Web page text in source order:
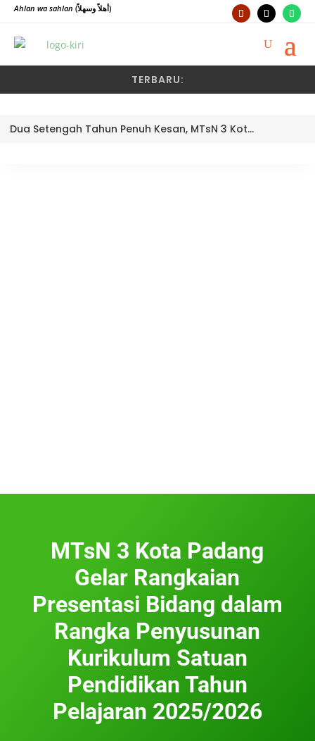
Ahlan wa sahlan (أهلاً وسهلاً)
TERBARU:
Dua Setengah Tahun Penuh Kesan, MTsN 3 Kota Padang Lepas Pengawas Pembina Dra. Nayusminar Nasrun
MTsN 3 Kota Padang
Gelar Rangkaian
Presentasi Bidang dalam
Rangka Penyusunan
Kurikulum Satuan
Pendidikan Tahun
Pelajaran 2025/2026